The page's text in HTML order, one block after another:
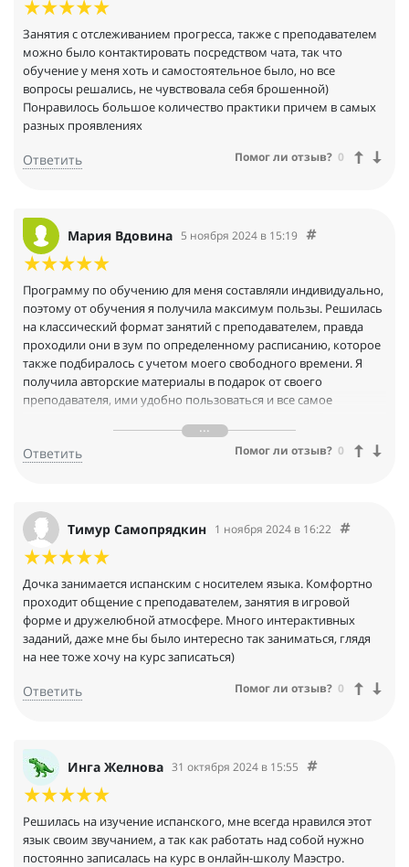
Занятия с отслеживанием прогресса, также с преподавателем
можно было контактировать посредством чата, так что
обучение у меня хоть и самостоятельное было, но все
вопросы решались, не чувствовала себя брошенной)
Понравилось большое количество практики причем в самых
разных проявлениях
Ответить Помог ли отзыв? 0
Мария Вдовина 5 ноября 2024 в 15:19
Программу по обучению для меня составляли индивидуально,
поэтому от обучения я получила максимум пользы. Решилась
на классический формат занятий с преподавателем, правда
проходили они в зум по определенному расписанию, которое
также подбиралось с учетом моего свободного времени. Я
получила авторские материалы в подарок от своего
преподавателя, ими удобно пользоваться и все самое
результатом, потому что не пришлось зубрить и тратить
много времени на занятия
Ответить Помог ли отзыв? 0
Тимур Самопрядкин 1 ноября 2024 в 16:22
Дочка занимается испанским с носителем языка. Комфортно
проходит общение с преподавателем, занятия в игровой
форме и дружелюбной атмосфере. Много интерактивных
заданий, даже мне бы было интересно так заниматься, глядя
на нее тоже хочу на курс записаться)
Ответить Помог ли отзыв? 0
Инга Желнова 31 октября 2024 в 15:55
Решилась на изучение испанского, мне всегда нравился этот
язык своим звучанием, а так как работать над собой нужно
постоянно записалась на курс в онлайн-школу Маэстро.